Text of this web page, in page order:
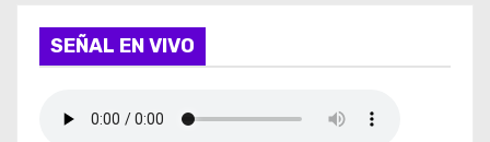
SEÑAL EN VIVO